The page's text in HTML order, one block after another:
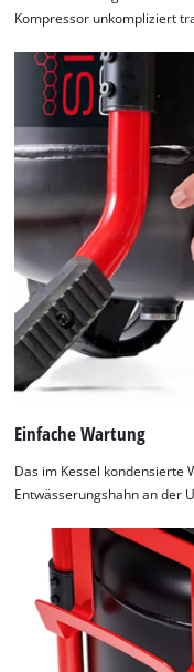
Kompressor unkompliziert
Einfache Wartung
Das im Kessel kondensierte
Entwässerungshahn an der